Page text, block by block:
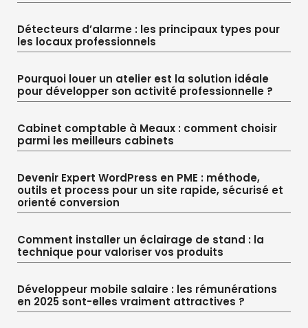
Détecteurs d’alarme : les principaux types pour
les locaux professionnels
Pourquoi louer un atelier est la solution idéale
pour développer son activité professionnelle ?
Cabinet comptable à Meaux : comment choisir
parmi les meilleurs cabinets
Devenir Expert WordPress en PME : méthode,
outils et process pour un site rapide, sécurisé et
orienté conversion
Comment installer un éclairage de stand : la
technique pour valoriser vos produits
Développeur mobile salaire : les rémunérations
en 2025 sont-elles vraiment attractives ?